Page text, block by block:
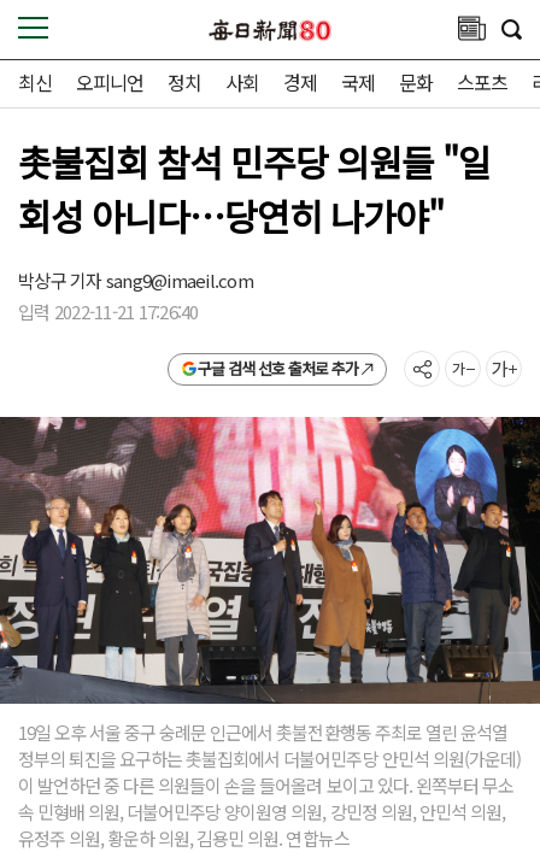
최신 오피니언 정치 사회 경제 국제 문화 스포츠
촛불집회 참석 민주당 의원들 "일
회성 아니다…당연히 나가야"
박상구 기자sang9@imaeil.com
입력 2022-11-21 17:26:40
구글 검색 선호 출처로 추가
19일 오후 서울 중구 숭례문 인근에서 촛불전환행동 주최로 열린 윤석열
정부의 퇴진을 요구하는 촛불집회에서 더불어민주당 안민석 의원(가운데)
이 발언하던 중 다른 의원들이 손을 들어올려 보이고 있다. 왼쪽부터 무소
속 민형배 의원, 더불어민주당 양이원영 의원, 강민정 의원, 안민석 의원,
유정주 의원, 황운하 의원, 김용민 의원. 연합뉴스